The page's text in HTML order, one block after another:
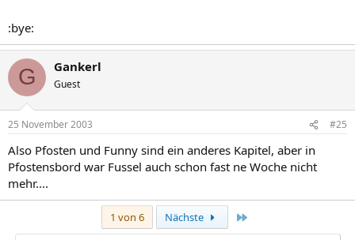
:bye:
G Gankerl
Guest
25 November 2003 #25
Also Pfosten und Funny sind ein anderes Kapitel, aber in
Pfostensbord war Fussel auch schon fast ne Woche nicht
mehr....
1 von 6 Nächste